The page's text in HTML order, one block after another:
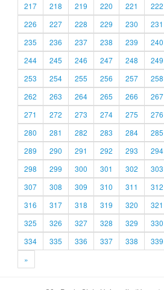
217
218 219 220 221 222
226
227 228 229 230 231
235
236 237 238 239 240
244
245 246 247 248 249
253
254 255 256 257 258
262
263 264 265 266 267
271
272 273 274 275 276
280
281 282 283 284 285
289
290 291 292 293 294
298
299 300 301 302 303
307
308 309 310 311 312
316
317 318 319 320 321
325
326 327 328 329 330
334
335 336 337 338 339
»